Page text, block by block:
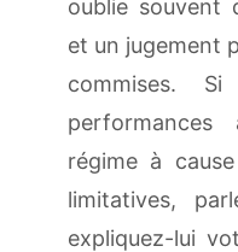
oublie souvent
et un jugement
commises.
régime à
limitatives,
expliquez-lui